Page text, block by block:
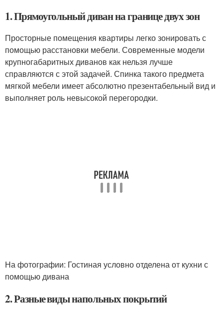
1. Прямоугольный диван на границе двух зон
Просторные помещения квартиры легко зонировать с
помощью расстановки мебели. Современные модели
крупногабаритных диванов как нельзя лучше
справляются с этой задачей. Спинка такого предмета
мягкой мебели имеет абсолютно презентабельный вид и
выполняет роль невысокой перегородки.
На фотографии: Гостиная условно отделена от кухни с
помощью дивана
2. Разные виды напольных покрытий